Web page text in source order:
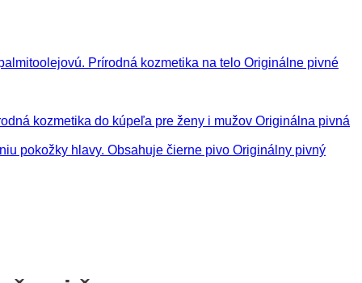
Originálne pivné
Originálna pivná
Originálny pivný